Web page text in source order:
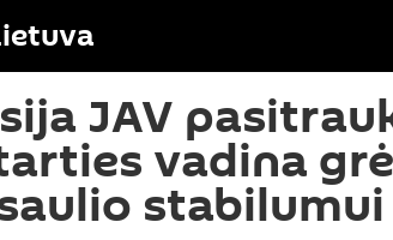
JAV
vadina
stabilumui